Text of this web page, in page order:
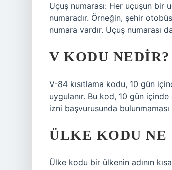
Uçuş numarası: Her uçuşun bir
numaradır. Örneğin, şehir
numara vardır. Uçuş numarası
V KODU NEDIR?
V-84 kısıtlama kodu, 10 gün
uygulanır. Bu kod, 10 gün
izni başvurusunda
ÜLKE KODU NE
Ülke kodu bir ülkenin adının